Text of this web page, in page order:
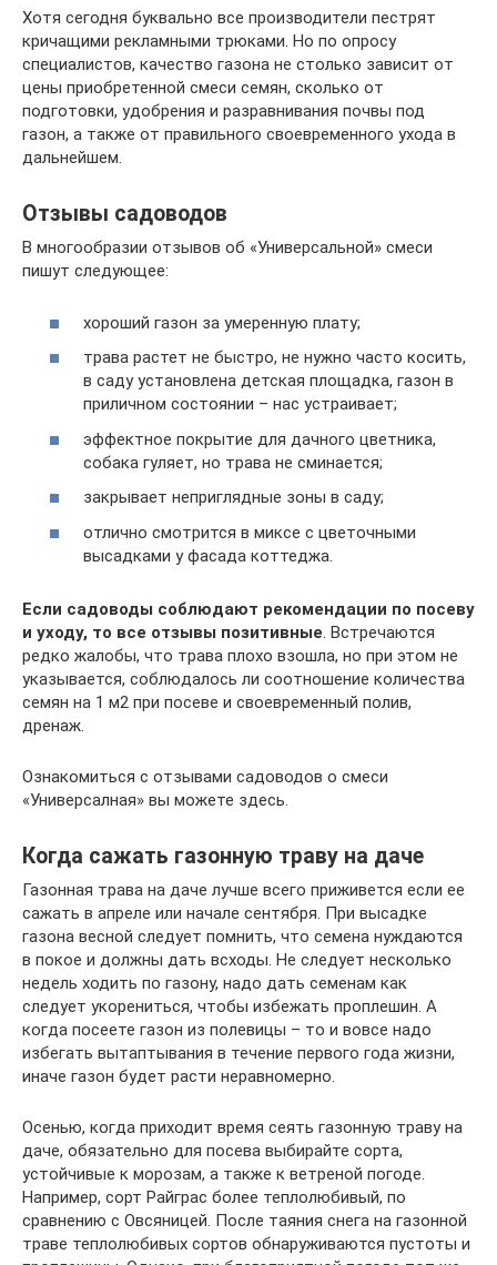
Хотя сегодня буквально все производители пестрят
кричащими рекламными трюками. Но по опросу
специалистов, качество газона не столько зависит от
цены приобретенной смеси семян, сколько от
подготовки, удобрения и разравнивания почвы под
газон, а также от правильного своевременного ухода в
дальнейшем.
Отзывы садоводов
В многообразии отзывов об «Универсальной» смеси
пишут следующее:
хороший газон за умеренную плату;
трава растет не быстро, не нужно часто косить,
в саду установлена детская площадка, газон в
приличном состоянии – нас устраивает;
эффектное покрытие для дачного цветника,
собака гуляет, но трава не сминается;
закрывает неприглядные зоны в саду;
отлично смотрится в миксе с цветочными
высадками у фасада коттеджа.
Если садоводы соблюдают рекомендации по посеву
и уходу, то все отзывы позитивные . Встречаются
редко жалобы, что трава плохо взошла, но при этом не
указывается, соблюдалось ли соотношение количества
семян на 1 м2 при посеве и своевременный полив,
дренаж.
Ознакомиться с отзывами садоводов о смеси
«Универсалная» вы можете здесь.
Когда сажать газонную траву на даче
Газонная трава на даче лучше всего приживется если ее
сажать в апреле или начале сентября. При высадке
газона весной следует помнить, что семена нуждаются
в покое и должны дать всходы. Не следует несколько
недель ходить по газону, надо дать семенам как
следует укорениться, чтобы избежать проплешин. А
когда посеете газон из полевицы – то и вовсе надо
избегать вытаптывания в течение первого года жизни,
иначе газон будет расти неравномерно.
Осенью, когда приходит время сеять газонную траву на
даче, обязательно для посева выбирайте сорта,
устойчивые к морозам, а также к ветреной погоде.
Например, сорт Райграс более теплолюбивый, по
сравнению с Овсяницей. После таяния снега на газонной
траве теплолюбивых сортов обнаруживаются пустоты и